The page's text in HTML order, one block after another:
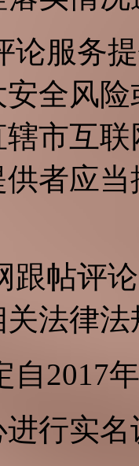
论服务
全风
市互
者应
跟帖评
法律
自2017
行实名